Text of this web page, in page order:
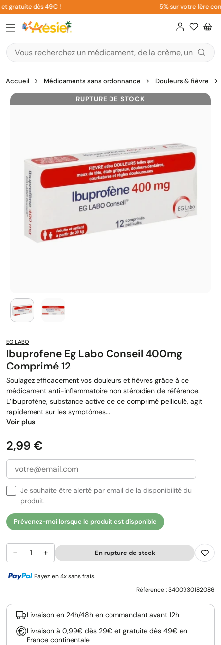
Aller
au
contenu
gratuite dès 49€ ! 5% sur votre 1ère
Accueil Médicaments sans ordonnance Douleurs & fièvre
RUPTURE DE STOCK
EG LABO
Ibuprofene Eg Labo Conseil 400mg
Comprimé 12
Soulagez efficacement vos douleurs et fièvres grâce à ce
médicament anti-inflammatoire non stéroïdien de référence.
L’ibuprofène, substance active de ce comprimé pelliculé, agit
rapidement sur les symptômes...
Voir plus
Prix
2,99 €
Je souhaite être alerté par email de la disponibilité du
produit.
Prévenez-moi lorsque le produit est disponible
− + En rupture de stock
Payez en 4x sans frais.
Référence :3400930182086
Livraison en 24h/48h en commandant avant 12h
Livraison à 0,99€ dès 29€ et gratuite dès 49€ en
France continentale